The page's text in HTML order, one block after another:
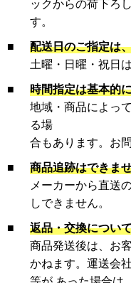
ックからの荷下ろ
す。
■
配送日のご指定は
土曜・日曜・祝日
■
時間指定は基本的
地域・商品によっ
る場
合もあります。お
■
商品追跡はできま
メーカーから直送
しできません。
■
返品・交換につい
商品発送後は、お
かねます。運送会